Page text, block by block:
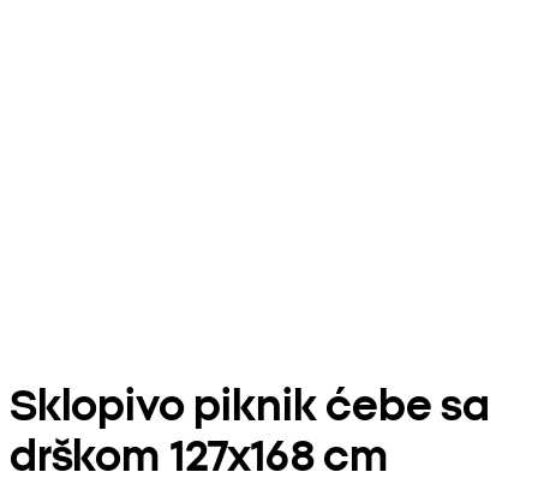
Sklopivo piknik ćebe sa
drškom 127x168 cm